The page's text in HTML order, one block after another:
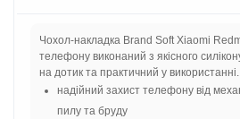
Чохол-накладка Brand Soft Xiaomi
телефону виконаний з якісного
на дотик та практичний у використанні.
надійний захист телефону від
пилу та бруду